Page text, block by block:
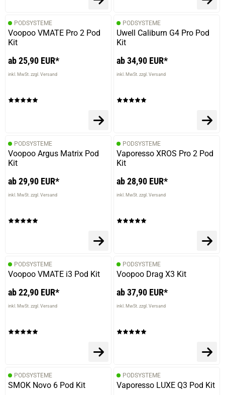
PODSYSTEME
Voopoo VMATE Pro 2 Pod
Kit
ab 25,90 EUR*
inkl. MwSt. zzgl. Versand
PODSYSTEME
Uwell Caliburn G4 Pro Pod
Kit
ab 34,90 EUR*
inkl. MwSt. zzgl. Versand
PODSYSTEME
Voopoo Argus Matrix Pod
Kit
ab 29,90 EUR*
inkl. MwSt. zzgl. Versand
PODSYSTEME
Vaporesso XROS Pro 2 Pod
Kit
ab 28,90 EUR*
inkl. MwSt. zzgl. Versand
PODSYSTEME
Voopoo VMATE i3 Pod Kit
ab 22,90 EUR*
inkl. MwSt. zzgl. Versand
PODSYSTEME
Voopoo Drag X3 Kit
ab 37,90 EUR*
inkl. MwSt. zzgl. Versand
PODSYSTEME
SMOK Novo 6 Pod Kit
PODSYSTEME
Vaporesso LUXE Q3 Pod Kit